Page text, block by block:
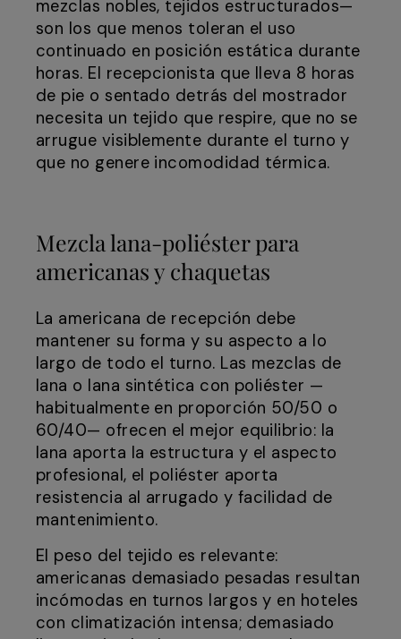
mezclas nobles, tejidos estructurados—
son los que menos toleran el uso
continuado en posición estática durante
horas. El recepcionista que lleva 8 horas
de pie o sentado detrás del mostrador
necesita un tejido que respire, que no se
arrugue visiblemente durante el turno y
que no genere incomodidad térmica.
Mezcla lana-poliéster para
americanas y chaquetas
La americana de recepción debe
mantener su forma y su aspecto a lo
largo de todo el turno. Las mezclas de
lana o lana sintética con poliéster —
habitualmente en proporción 50/50 o
60/40— ofrecen el mejor equilibrio: la
lana aporta la estructura y el aspecto
profesional, el poliéster aporta
resistencia al arrugado y facilidad de
mantenimiento.
El peso del tejido es relevante:
americanas demasiado pesadas resultan
incómodas en turnos largos y en hoteles
con climatización intensa; demasiado